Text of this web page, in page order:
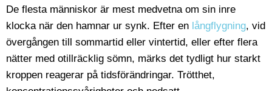
De flesta människor är mest medvetna om sin inre
klocka när den hamnar ur synk. Efter en långflygning, vid
övergången till sommartid eller vintertid, eller efter flera
nätter med otillräcklig sömn, märks det tydligt hur starkt
kroppen reagerar på tidsförändringar. Trötthet,